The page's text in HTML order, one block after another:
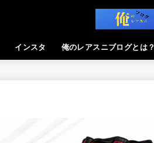
インスタ 俺のレアスニブログとは？